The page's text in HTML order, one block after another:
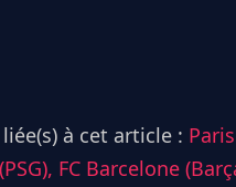
à cet article :
FC Barcelone